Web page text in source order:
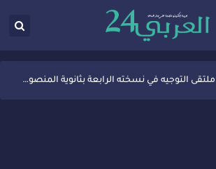
ثانوية المنصور الذهبي بسيدي قاسم تُعزّز ثقافة التوجيه المدرسي بمبادرة نوعية تجمع بين التفاعل والتكريم
ملتقى التوجيه في نسخته الرابعة بثانوية المنصور الذهبي بسيدي قاسم